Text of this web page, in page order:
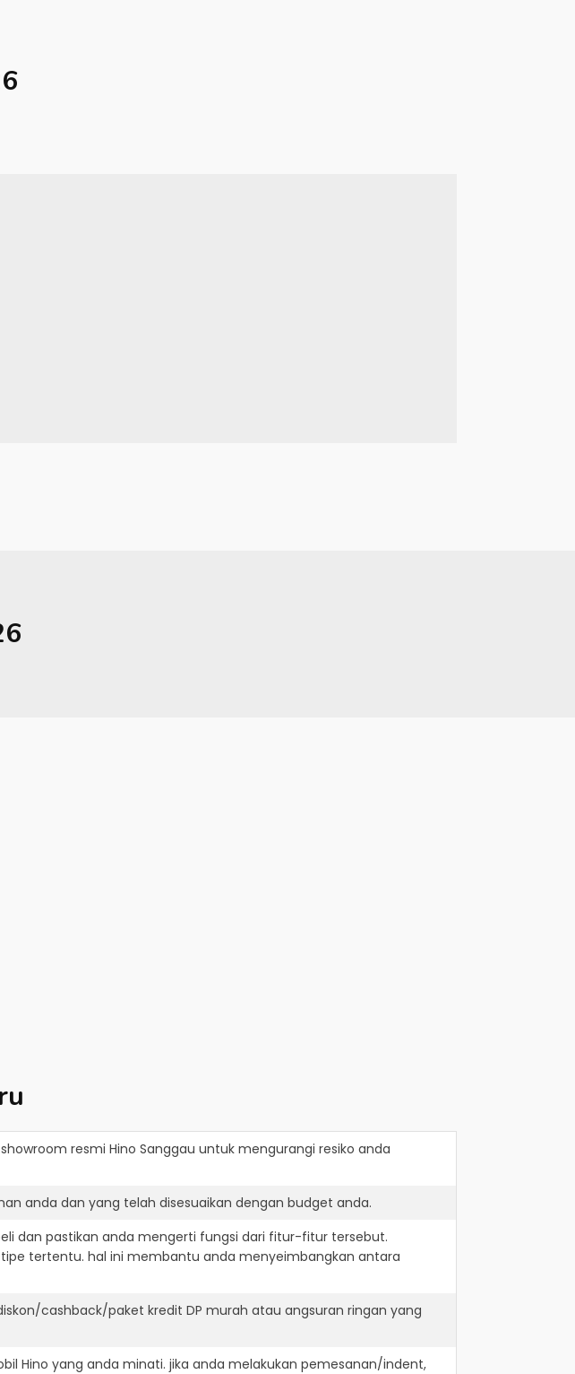
resmi Hino Sanggau untuk mengurangi resiko anda
anda dan yang telah disesuaikan dengan budget anda.
dan pastikan anda mengerti fungsi dari fitur-fitur tersebut.
tertentu. hal ini membantu anda menyeimbangkan antara
cashback/paket kredit DP murah atau angsuran ringan yang
Hino yang anda minati. jika anda melakukan pemesanan/indent,